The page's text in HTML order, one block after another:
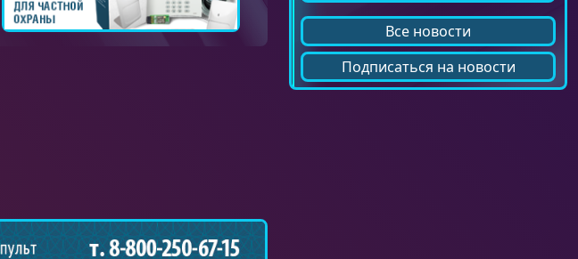
Все новости
Подписаться на новости